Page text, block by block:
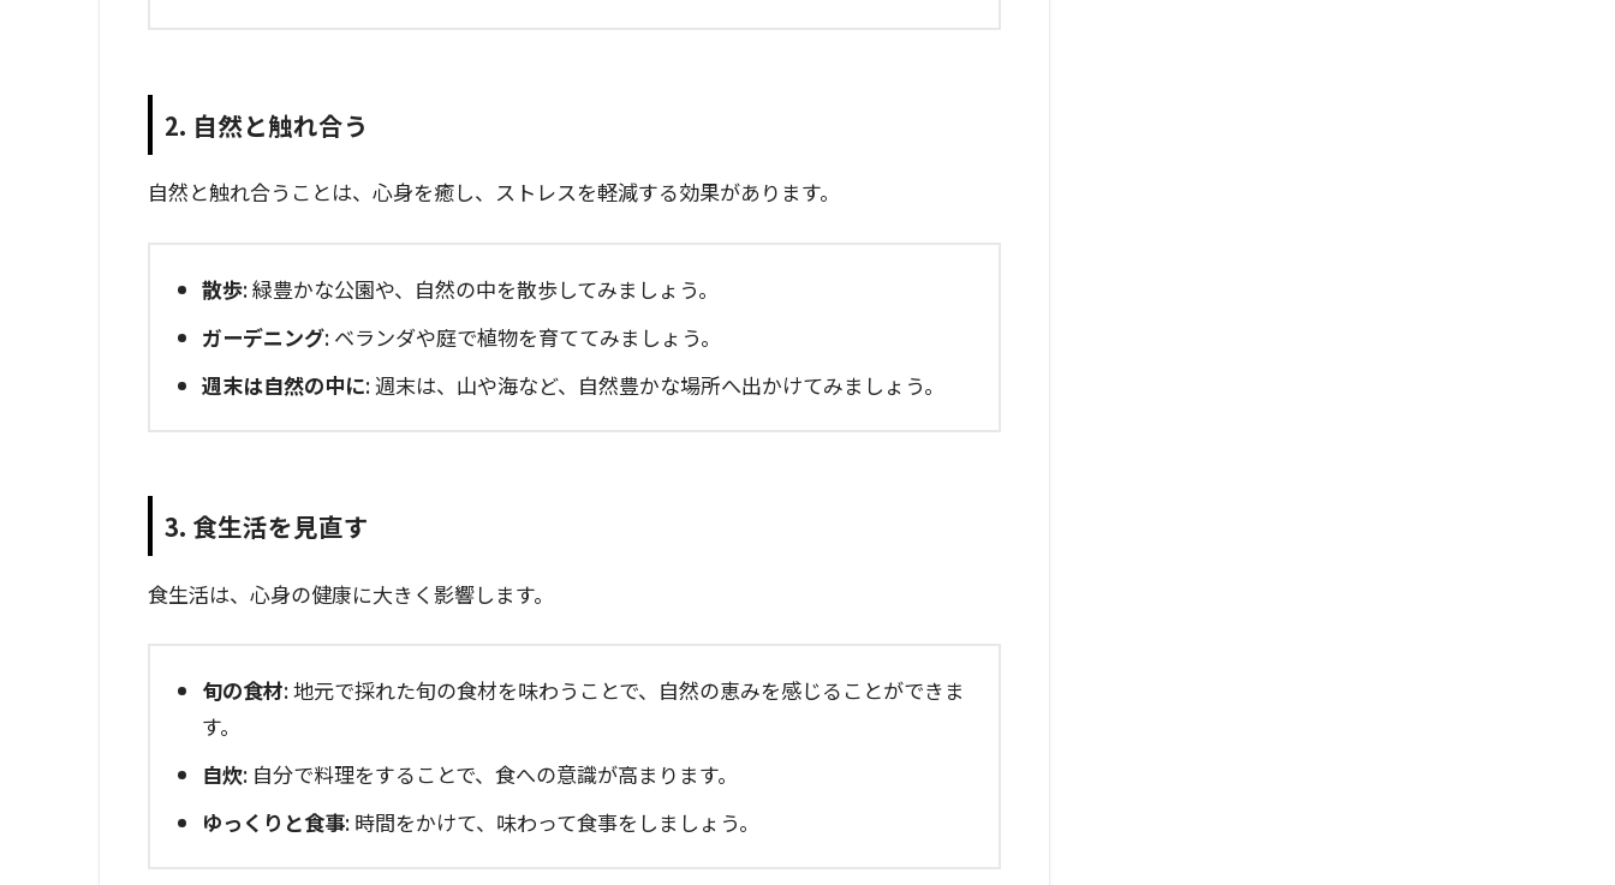
2. 自然と触れ合う
自然と触れ合うことは、心身を癒し、ストレスを軽減する効果があります。
散歩: 緑豊かな公園や、自然の中を散歩してみましょう。
ガーデニング: ベランダや庭で植物を育ててみましょう。
週末は自然の中に: 週末は、山や海など、自然豊かな場所へ出かけてみましょう。
3. 食生活を見直す
食生活は、心身の健康に大きく影響します。
旬の食材: 地元で採れた旬の食材を味わうことで、自然の恵みを感じることができま
す。
自炊: 自分で料理をすることで、食への意識が高まります。
ゆっくりと食事: 時間をかけて、味わって食事をしましょう。